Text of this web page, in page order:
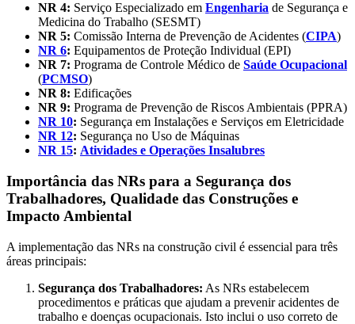
NR 4: Serviço Especializado em Engenharia de Segurança e
Medicina do Trabalho (SESMT)
NR 5: Comissão Interna de Prevenção de Acidentes (CIPA)
NR 6: Equipamentos de Proteção Individual (EPI)
NR 7: Programa de Controle Médico de Saúde Ocupacional
(PCMSO)
NR 8: Edificações
NR 9: Programa de Prevenção de Riscos Ambientais (PPRA)
NR 10: Segurança em Instalações e Serviços em Eletricidade
NR 12: Segurança no Uso de Máquinas
NR 15: Atividades e Operações Insalubres
Importância das NRs para a Segurança dos
Trabalhadores, Qualidade das Construções e
Impacto Ambiental
A implementação das NRs na construção civil é essencial para três
áreas principais:
Segurança dos Trabalhadores: As NRs estabelecem
procedimentos e práticas que ajudam a prevenir acidentes de
trabalho e doenças ocupacionais. Isto inclui o uso correto de